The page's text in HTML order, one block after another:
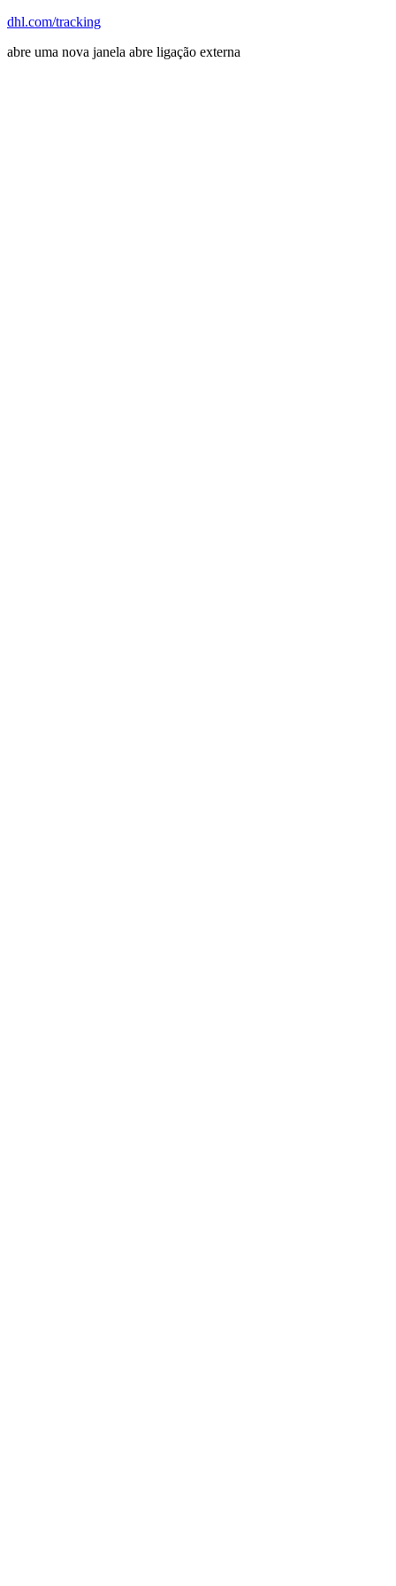
dhl.com/tracking
abre uma nova janela abre ligação externa